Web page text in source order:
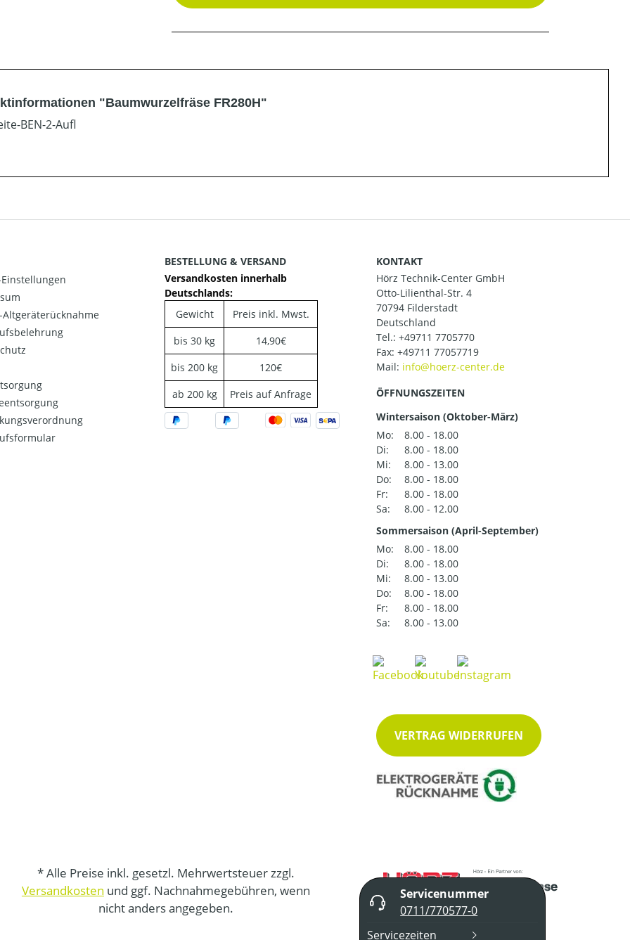
"Baumwurzelfräse FR280H"
Einstellungen
Altgeräterücknahme
BESTELLUNG & VERSAND
Versandkosten innerhalb
Deutschlands:
Gewicht
Preis inkl. Mwst.
bis 30 kg
14,90€
bis 200 kg
120€
ab 200 kg
Preis auf Anfrage
KONTAKT
Hörz Technik-Center GmbH
Otto-Lilienthal-Str. 4
70794 Filderstadt
Deutschland
Tel.: +49711 7705770
Fax: +49711 77057719
Mail:
ÖFFNUNGSZEITEN
Wintersaison (Oktober-März)
Mo:
8.00 - 18.00
Di:
8.00 - 18.00
Mi:
8.00 - 13.00
Do:
8.00 - 18.00
Fr:
8.00 - 18.00
Sa:
8.00 - 12.00
Sommersaison (April-September)
Mo:
8.00 - 18.00
Di:
8.00 - 18.00
Mi:
8.00 - 13.00
Do:
8.00 - 18.00
Fr:
8.00 - 18.00
Sa:
8.00 - 13.00
VERTRAG WIDERRUFEN
* Alle Preise inkl. gesetzl. Mehrwertsteuer zzgl.
Versandkosten und ggf. Nachnahmegebühren, wenn
nicht anders angegeben.
Servicenummer
0711/770577-0
Servicezeiten